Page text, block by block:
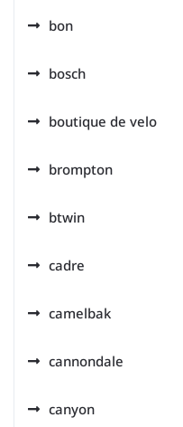
bon
bosch
boutique de velo
brompton
btwin
cadre
camelbak
cannondale
canyon